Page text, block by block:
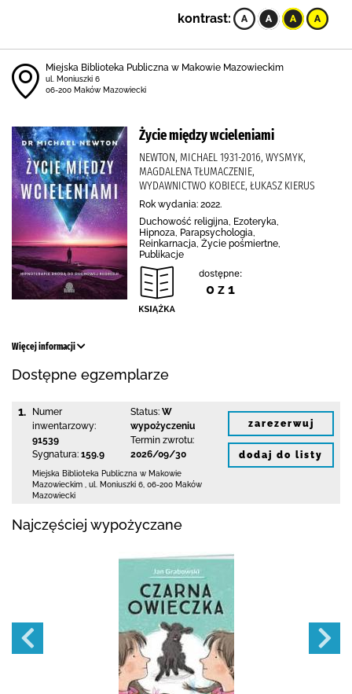
kontrast:
Miejska Biblioteka Publiczna w Makowie Mazowieckim
ul. Moniuszki 6
06-200 Maków Mazowiecki
Życie między wcieleniami
NEWTON, MICHAEL 1931-2016, WYSMYK,
MAGDALENA TŁUMACZENIE,
WYDAWNICTWO KOBIECE, ŁUKASZ KIERUS
Rok wydania: 2022.
Duchowość religijna, Ezoteryka,
Hipnoza, Parapsychologia,
Reinkarnacja, Życie pośmiertne,
Publikacje
dostępne:
0 z 1
Więcej informacji
Dostępne egzemplarze
1.
Numer
inwentarzowy:
91539
Sygnatura: 159.9
Status: W
wypożyczeniu
Termin zwrotu:
2026/09/30
Miejska Biblioteka Publiczna w Makowie
Mazowieckim
ul. Moniuszki 6 06-200 Maków
Mazowiecki
zarezerwuj
dodaj do listy
Najczęściej wypożyczane